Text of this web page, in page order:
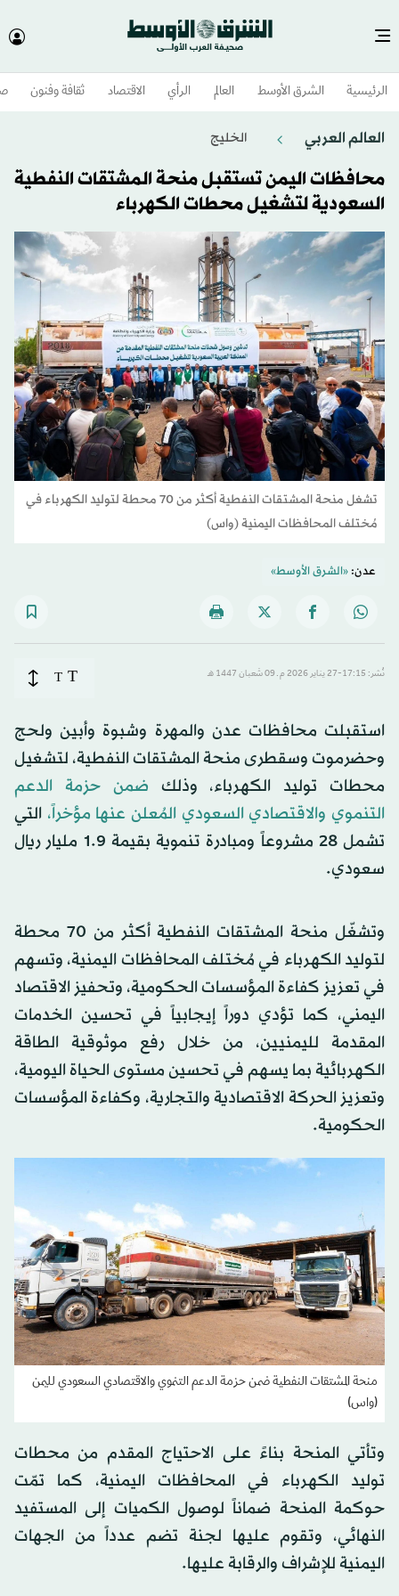
الرئيسية الشرق الأوسط​ العالم الرأي الاقتصاد ثقافة وفنون
العالم العربي الخليج
محافظات اليمن تستقبل منحة المشتقات النفطية
السعودية لتشغيل محطات الكهرباء
تشغل منحة المشتقات النفطية أكثر من 70 محطة لتوليد الكهرباء في
مُختلف المحافظات اليمنية (واس)
عدن:«الشرق الأوسط»
نُشر: 17:15-27 يناير 2026 م ـ 09 شَعبان 1447 هـ T
T
استقبلت محافظات عدن والمهرة وشبوة وأبين ولحج
وحضرموت وسقطرى منحة المشتقات النفطية، لتشغيل
محطات توليد الكهرباء، وذلك ضمن حزمة الدعم
التنموي والاقتصادي السعودي المُعلن عنها مؤخراً، التي
تشمل 28 مشروعاً ومبادرة تنموية بقيمة 1.9 مليار ريال
سعودي.
وتشغّل منحة المشتقات النفطية أكثر من 70 محطة
لتوليد الكهرباء في مُختلف المحافظات اليمنية، وتسهم
في تعزيز كفاءة المؤسسات الحكومية، وتحفيز الاقتصاد
اليمني، كما تؤدي دوراً إيجابياً في تحسين الخدمات
المقدمة لليمنيين، من خلال رفع موثوقية الطاقة
الكهربائية بما يسهم في تحسين مستوى الحياة اليومية،
وتعزيز الحركة الاقتصادية والتجارية، وكفاءة المؤسسات
الحكومية.
منحة المشتقات النفطية ضمن حزمة الدعم التنموي والاقتصادي السعودي لليمن
(واس)
وتأتي المنحة بناءً على الاحتياج المقدم من محطات
توليد الكهرباء في المحافظات اليمنية، كما تمّت
حوكمة المنحة ضماناً لوصول الكميات إلى المستفيد
النهائي، وتقوم عليها لجنة تضم عدداً من الجهات
اليمنية للإشراف والرقابة عليها.